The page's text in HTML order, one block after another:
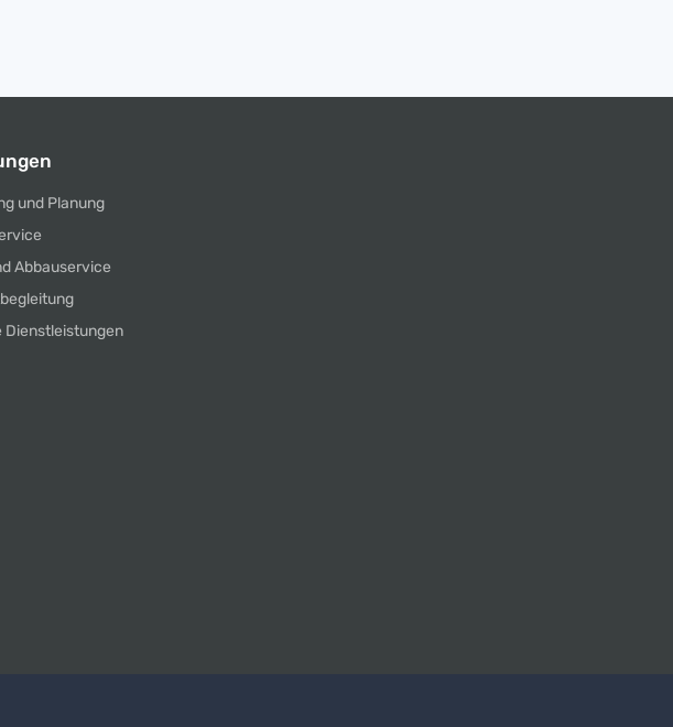
und Planung
Abbauservice
Dienstleistungen